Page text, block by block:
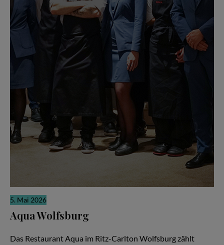
5. Mai 2026
Aqua Wolfsburg
Das Restaurant Aqua im Ritz-Carlton Wolfsburg zählt